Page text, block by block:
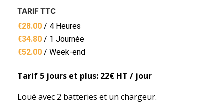
TARIF TTC
€28.00 / 4 Heures
€34.80 / 1 Journée
€52.00 / Week-end
Tarif 5 jours et plus: 22€ HT / jour
Loué avec 2 batteries et un chargeur.